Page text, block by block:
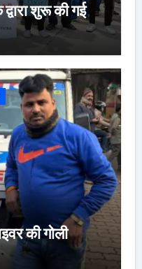
शुरू की गई
की गोली